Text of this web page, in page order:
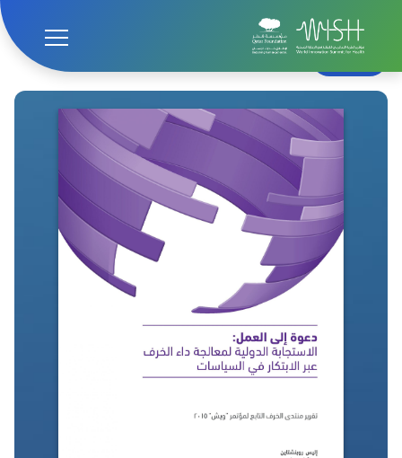
خلف